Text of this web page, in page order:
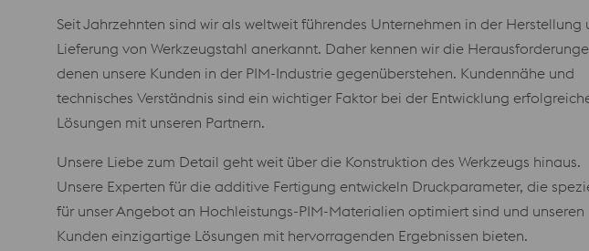
Seit Jahrzehnten sind wir als weltweit führendes Unternehmen in der Herstellung
Lieferung von Werkzeugstahl anerkannt. Daher kennen wir die
denen unsere Kunden in der PIM-Industrie gegenüberstehen. Kundennähe und
technisches Verständnis sind ein wichtiger Faktor bei der Entwicklung
Lösungen mit unseren Partnern.
Unsere Liebe zum Detail geht weit über die Konstruktion des Werkzeugs hinaus.
Unsere Experten für die additive Fertigung entwickeln Druckparameter, die
für unser Angebot an Hochleistungs-PIM-Materialien optimiert sind und unseren
Kunden einzigartige Lösungen mit hervorragenden Ergebnissen bieten.